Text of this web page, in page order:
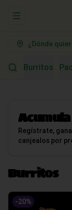
Abrir menu de
¿Dónde
Burritos
Acumula
Regístrate,
canjealos por
Burritos
-20%